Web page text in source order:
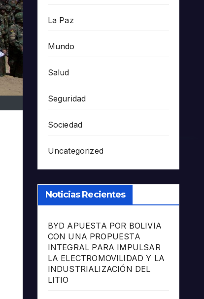
La Paz
Mundo
Salud
Seguridad
Sociedad
Uncategorized
Noticias Recientes
BYD APUESTA POR BOLIVIA
CON UNA PROPUESTA
INTEGRAL PARA IMPULSAR
LA ELECTROMOVILIDAD Y LA
INDUSTRIALIZACIÓN DEL
LITIO